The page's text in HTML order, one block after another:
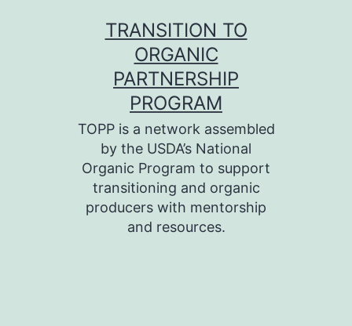
TRANSITION TO
ORGANIC
PARTNERSHIP
PROGRAM
TOPP is a network assembled
by the USDA’s National
Organic Program to support
transitioning and organic
producers with mentorship
and resources.